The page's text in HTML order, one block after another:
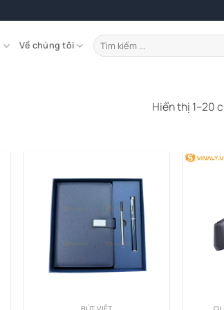
Về chúng tôi
Tìm
kiếm:
Hiển thị 1–20